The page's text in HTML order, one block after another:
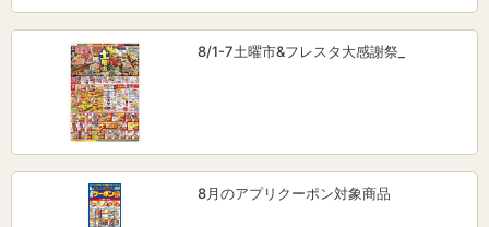
8/1-7土曜市&フレスタ大感謝祭_
8月のアプリクーポン対象商品